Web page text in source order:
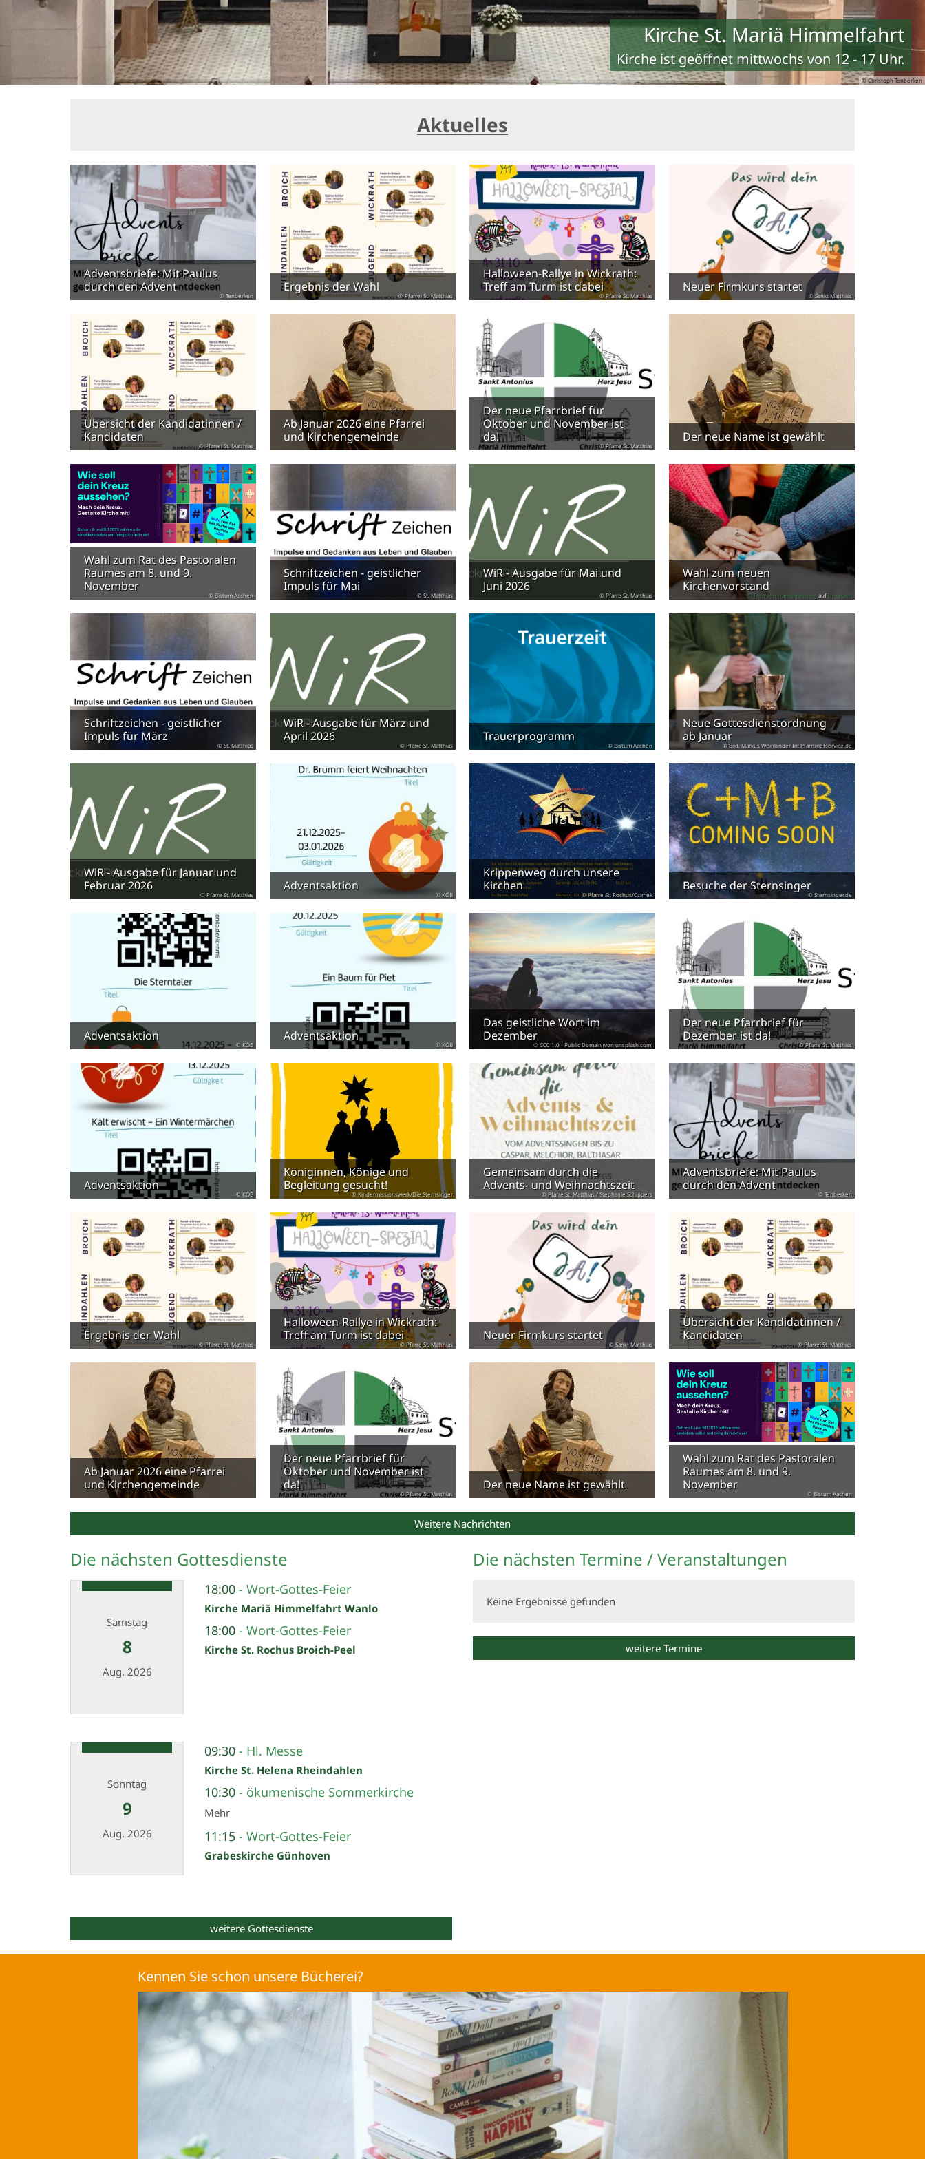
© Christoph Tenberken
Kirche St. Mariä Himmelfahrt
Kirche ist geöffnet mittwochs von 12 - 17 Uhr.
Aktuelles
Adventsbriefe: Mit Paulus
durch den Advent
© Tenberken
Ergebnis der Wahl
© Pfarrei St. Matthias
Halloween-Rallye in Wickrath:
Treff am Turm ist dabei
© Pfarre St. Matthias
Neuer Firmkurs startet
© Sankt Matthias
Übersicht der Kandidatinnen /
Kandidaten
© Pfarrei St. Matthias
Ab Januar 2026 eine Pfarrei
und Kirchengemeinde
Der neue Pfarrbrief für
Oktober und November ist
da!
© Pfarre St. Matthias
Der neue Name ist gewählt
Wahl zum Rat des Pastoralen
Raumes am 8. und 9.
November
© Bistum Aachen
Schriftzeichen - geistlicher
Impuls für Mai
© St. Matthias
WiR - Ausgabe für Mai und
Juni 2026
© Pfarre St. Matthias
Wahl zum neuen
Kirchenvorstand
© Foto von Hannah Busingauf Unsplash
Schriftzeichen - geistlicher
Impuls für März
© St. Matthias
WiR - Ausgabe für März und
April 2026
© Pfarre St. Matthias
Trauerprogramm
© Bistum Aachen
Neue Gottesdienstordnung
ab Januar
© Bild: Markus Weinländer In: Pfarrbriefservice.de
WiR - Ausgabe für Januar und
Februar 2026
© Pfarre St. Matthias
Adventsaktion
© KÖB
Krippenweg durch unsere
Kirchen
© Pfarre St. Rochus/Czimek
Besuche der Sternsinger
© Sternsinger.de
Adventsaktion
© KÖB
Adventsaktion
© KÖB
Das geistliche Wort im
Dezember
© CC0 1.0 - Public Domain (von unsplash.com)
Der neue Pfarrbrief für
Dezember ist da!
© Pfarre St. Matthias
Adventsaktion
© KÖB
Königinnen, Könige und
Begleitung gesucht!
© Kindermissionswerk/Die Sternsinger
Gemeinsam durch die
Advents- und Weihnachtszeit
© Pfarre St. Matthias / Stephanie Schippers
Adventsbriefe: Mit Paulus
durch den Advent
© Tenberken
Ergebnis der Wahl
© Pfarrei St. Matthias
Halloween-Rallye in Wickrath:
Treff am Turm ist dabei
© Pfarre St. Matthias
Neuer Firmkurs startet
© Sankt Matthias
Übersicht der Kandidatinnen /
Kandidaten
© Pfarrei St. Matthias
Ab Januar 2026 eine Pfarrei
und Kirchengemeinde
Der neue Pfarrbrief für
Oktober und November ist
da!
© Pfarre St. Matthias
Der neue Name ist gewählt
Wahl zum Rat des Pastoralen
Raumes am 8. und 9.
November
© Bistum Aachen
Weitere Nachrichten
Die nächsten Gottesdienste
Samstag
8
Aug. 2026
18:00 Wort-Gottes-Feier
Kirche Mariä Himmelfahrt Wanlo
18:00 Wort-Gottes-Feier
Kirche St. Rochus Broich-Peel
Sonntag
9
Aug. 2026
09:30 Hl. Messe
Kirche St. Helena Rheindahlen
10:30 ökumenische Sommerkirche
Mehr
11:15 Wort-Gottes-Feier
Grabeskirche Günhoven
weitere Gottesdienste
Die nächsten Termine / Veranstaltungen
Keine Ergebnisse gefunden
weitere Termine
Kennen Sie schon unsere Bücherei?